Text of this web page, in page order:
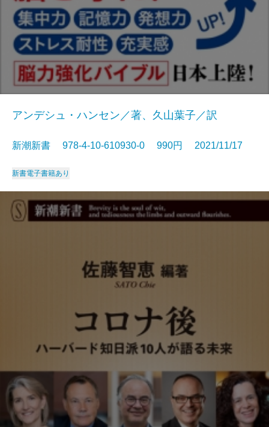
アンデシュ・ハンセン／著、久山葉子／訳
新潮新書 978-4-10-610930-0 990円 2021/11/17
新書電子書籍あり